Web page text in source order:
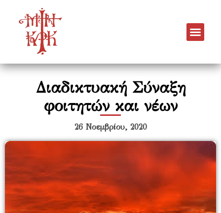
Διαδικτυακή Σύναξη
φοιτητών και νέων
26 Νοεμβρίου, 2020